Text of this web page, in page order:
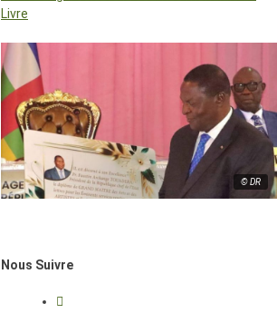
Livre
© DR
Nous Suivre